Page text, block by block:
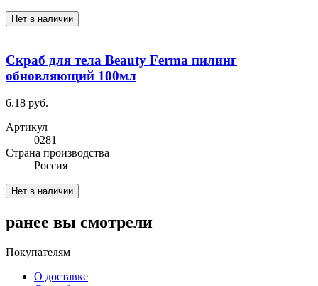
Нет в наличии
Скраб для тела Beauty Ferma пилинг
обновляющий 100мл
6.18 руб.
Артикул
0281
Cтрана производства
Россия
Нет в наличии
ранее вы смотрели
Покупателям
О доставке